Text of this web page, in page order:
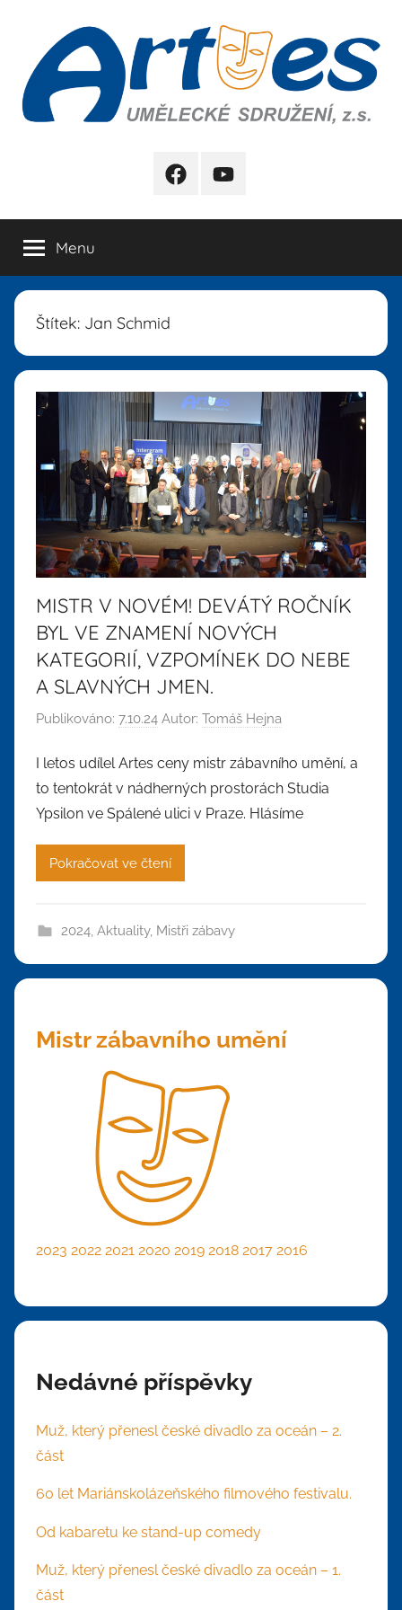
obsahu
FB YB
Menu
Štítek: Jan Schmid
MISTR V NOVÉM! DEVÁTÝ ROČNÍK
BYL VE ZNAMENÍ NOVÝCH
KATEGORIÍ, VZPOMÍNEK DO NEBE
A SLAVNÝCH JMEN.
Publikováno: 7.10.24 Autor: Tomáš Hejna
I letos udílel Artes ceny mistr zábavního umění, a
to tentokrát v nádherných prostorách Studia
Ypsilon ve Spálené ulici v Praze. Hlásíme
Pokračovat ve čtení
2024, Aktuality, Mistři zábavy
Mistr zábavního umění
2023 2022 2021 2020 2019 2018 2017 2016
Nedávné příspěvky
Muž, který přenesl české divadlo za oceán – 2.
část
60 let Mariánskolázeňského filmového festivalu.
Od kabaretu ke stand-up comedy
Muž, který přenesl české divadlo za oceán – 1.
část